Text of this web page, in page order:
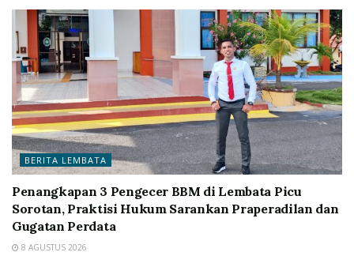
BERITA LEMBATA
Penangkapan 3 Pengecer BBM di Lembata Picu
Sorotan, Praktisi Hukum Sarankan Praperadilan dan
Gugatan Perdata
8 AGUSTUS 2026